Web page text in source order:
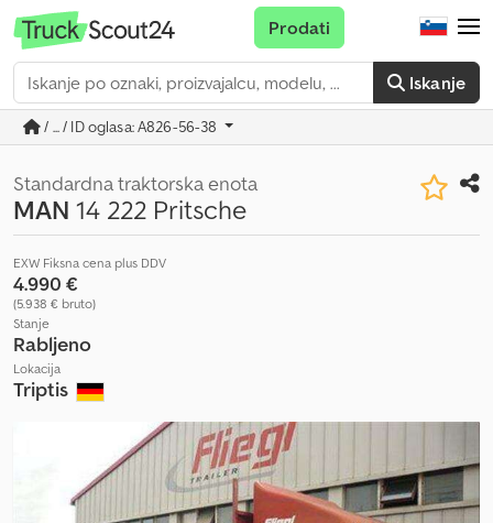
Iskanje
Prodati
/ ... / ID oglasa: A826-56-38
Standardna traktorska enota
MAN 14 222 Pritsche
EXW Fiksna cena plus DDV
4.990 €
(5.938 € bruto)
Stanje
Rabljeno
Lokacija
Triptis